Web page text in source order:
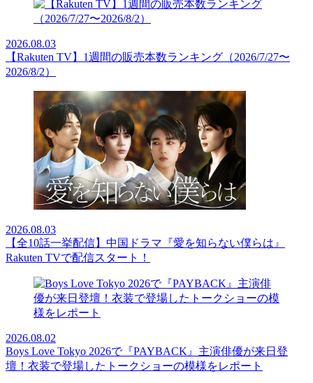
2026.08.03
【Rakuten TV】1週間の販売本数ランキング（2026/7/27〜
2026/8/2）
2026.08.03
【全10話一挙配信】中国ドラマ『愛を知らない僕らは』
Rakuten TVで配信スタート！
2026.08.02
Boys Love Tokyo 2026で『PAYBACK』主演俳優が来日登
壇！衣装で登場したトークショーの模様をレポート